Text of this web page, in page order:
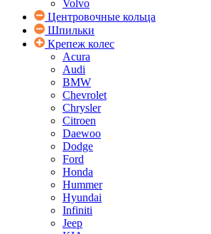
Volvo
Центровочные кольца
Шпильки
Крепеж колес
Acura
Audi
BMW
Chevrolet
Chrysler
Citroen
Daewoo
Dodge
Ford
Honda
Hummer
Hyundai
Infiniti
Jeep